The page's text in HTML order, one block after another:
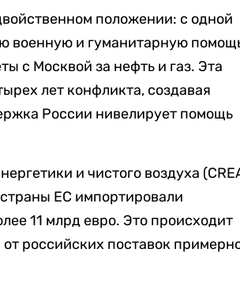
положении: с одной
военную и гуманитарную
с Москвой за нефть и газ. Эта
лет конфликта, создавая
России нивелирует помощь
и чистого воздуха
ЕС импортировали
11 млрд евро. Это происходит
российских поставок